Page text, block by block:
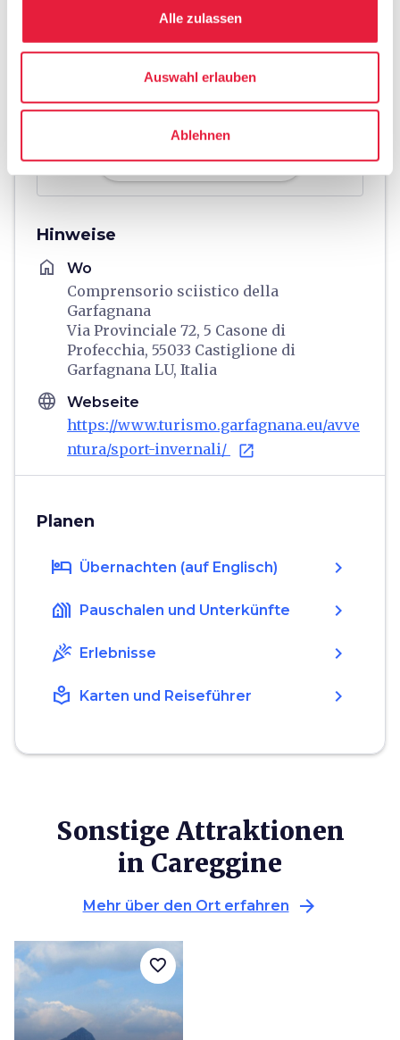
Alle zulassen
Auswahl erlauben
Ablehnen
directions Wegbeschreibung
Hinweise
home Wo
Comprensorio sciistico della
Garfagnana
Via Provinciale 72, 5 Casone di
Profecchia, 55033 Castiglione di
Garfagnana LU, Italia
language Webseite
https://www.turismo.garfagnana.eu/avve
ntura/sport-invernali/
open_in_new
Planen
hotel Übernachten (auf Englisch) chevron_right
holiday_village Pauschalen und Unterkünfte chevron_right
celebration Erlebnisse chevron_right
local_library Karten und Reiseführer chevron_right
Sonstige Attraktionen
in Careggine
Mehr über den Ort erfahren arrow_forward
favorite_border